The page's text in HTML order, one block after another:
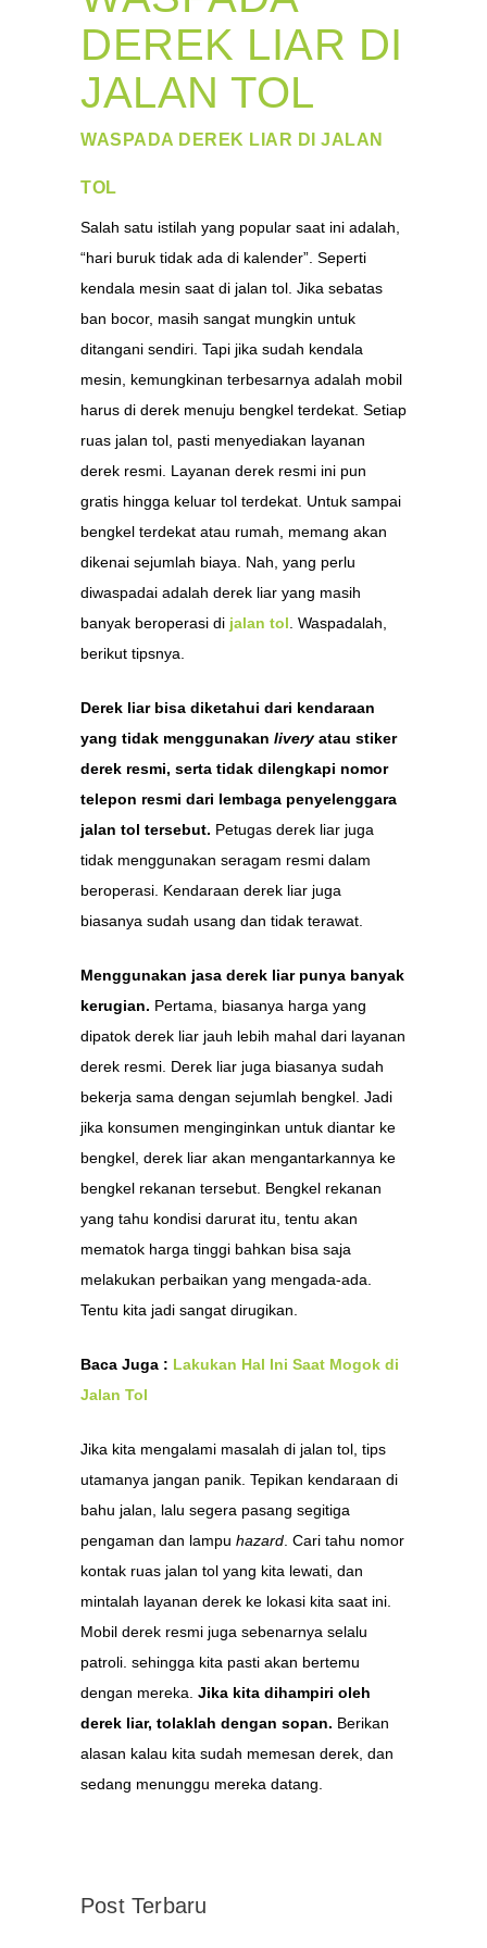
DEREK LIAR DI
JALAN TOL
WASPADA DEREK LIAR DI JALAN
TOL
Salah satu istilah yang popular saat ini adalah,
“hari buruk tidak ada di kalender”. Seperti
kendala mesin saat di jalan tol. Jika sebatas
ban bocor, masih sangat mungkin untuk
ditangani sendiri. Tapi jika sudah kendala
mesin, kemungkinan terbesarnya adalah mobil
harus di derek menuju bengkel terdekat. Setiap
ruas jalan tol, pasti menyediakan layanan
derek resmi. Layanan derek resmi ini pun
gratis hingga keluar tol terdekat. Untuk sampai
bengkel terdekat atau rumah, memang akan
dikenai sejumlah biaya. Nah, yang perlu
diwaspadai adalah derek liar yang masih
banyak beroperasi di jalan tol . Waspadalah,
berikut tipsnya.
Derek liar bisa diketahui dari kendaraan
yang tidak menggunakan liveryatau stiker
derek resmi, serta tidak dilengkapi nomor
telepon resmi dari lembaga penyelenggara
jalan tol tersebut. Petugas derek liar juga
tidak menggunakan seragam resmi dalam
beroperasi. Kendaraan derek liar juga
biasanya sudah usang dan tidak terawat.
Menggunakan jasa derek liar punya banyak
kerugian. Pertama, biasanya harga yang
dipatok derek liar jauh lebih mahal dari layanan
derek resmi. Derek liar juga biasanya sudah
bekerja sama dengan sejumlah bengkel. Jadi
jika konsumen menginginkan untuk diantar ke
bengkel, derek liar akan mengantarkannya ke
bengkel rekanan tersebut. Bengkel rekanan
yang tahu kondisi darurat itu, tentu akan
mematok harga tinggi bahkan bisa saja
melakukan perbaikan yang mengada-ada.
Tentu kita jadi sangat dirugikan.
Baca Juga : Lakukan Hal Ini Saat Mogok di
Jalan Tol
Jika kita mengalami masalah di jalan tol, tips
utamanya jangan panik. Tepikan kendaraan di
bahu jalan, lalu segera pasang segitiga
pengaman dan lampu hazard . Cari tahu nomor
kontak ruas jalan tol yang kita lewati, dan
mintalah layanan derek ke lokasi kita saat ini.
Mobil derek resmi juga sebenarnya selalu
patroli. sehingga kita pasti akan bertemu
dengan mereka. Jika kita dihampiri oleh
derek liar, tolaklah dengan sopan. Berikan
alasan kalau kita sudah memesan derek, dan
sedang menunggu mereka datang.
Post Terbaru